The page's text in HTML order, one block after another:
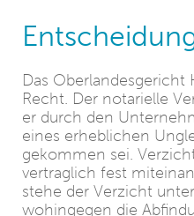
Das Oberlandesgericht
Recht. Der notarielle
er durch den
eines erheblichen
gekommen sei.
vertraglich fest
stehe der Verzicht
wohingegen die